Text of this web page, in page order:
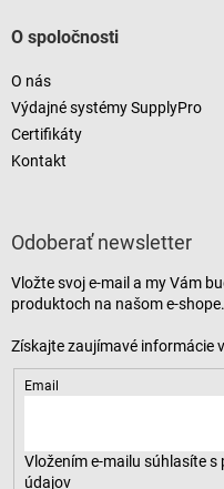
O spoločnosti
O nás
Výdajné systémy SupplyPro
Certifikáty
Kontakt
Odoberať newsletter
Vložte svoj e-mail a my Vám
produktoch na našom e-shope.
Email
Vložením e-mailu súhlasíte s
údajov